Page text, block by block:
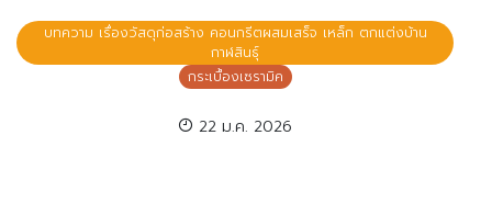
บทความ เรื่องวัสดุก่อสร้าง คอนกรีตผสมเสร็จ เหล็ก ตกแต่งบ้าน
กาฬสินธุ์
กระเบื้องเซรามิค
22 ม.ค. 2026